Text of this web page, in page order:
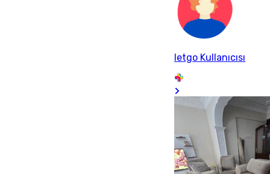
letgo Kullanıcısı